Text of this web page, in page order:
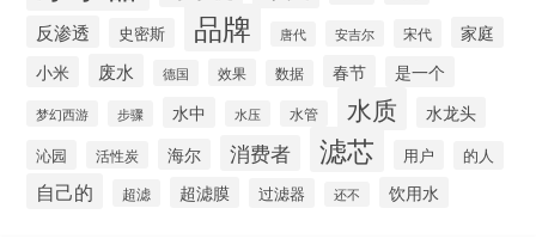
反渗透 史密斯 品牌 唐代 安吉尔 宋代
家庭
小米
废水 德国 效果 数据 春节 是一个
梦幻西游 步骤 水中 水压 水管 水质 水龙头
沁园 活性炭 海尔 消费者 滤芯 用户 的人
自己的 超滤 超滤膜 过滤器 还不 饮用水